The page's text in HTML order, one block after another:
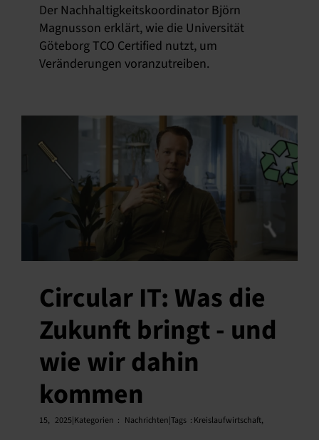
Der Nachhaltigkeitskoordinator Björn
Magnusson erklärt, wie die Universität
Göteborg TCO Certified nutzt, um
Veränderungen voranzutreiben.
Circular IT: Was die
Zukunft bringt - und
wie wir dahin
kommen
15, 2025|Kategorien : Nachrichten|Tags : Kreislaufwirtschaft,